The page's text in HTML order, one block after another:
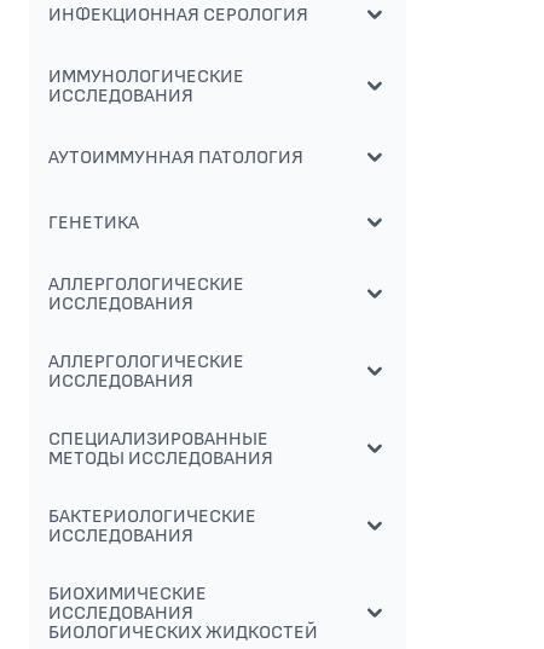
ИНФЕКЦИОННАЯ СЕРОЛОГИЯ
ИММУНОЛОГИЧЕСКИЕ
ИССЛЕДОВАНИЯ
АУТОИММУННАЯ ПАТОЛОГИЯ
ГЕНЕТИКА
АЛЛЕРГОЛОГИЧЕСКИЕ
ИССЛЕДОВАНИЯ
АЛЛЕРГОЛОГИЧЕСКИЕ
ИССЛЕДОВАНИЯ
СПЕЦИАЛИЗИРОВАННЫЕ
МЕТОДЫ ИССЛЕДОВАНИЯ
БАКТЕРИОЛОГИЧЕСКИЕ
ИССЛЕДОВАНИЯ
БИОХИМИЧЕСКИЕ
ИССЛЕДОВАНИЯ
БИОЛОГИЧЕСКИХ ЖИДКОСТЕЙ